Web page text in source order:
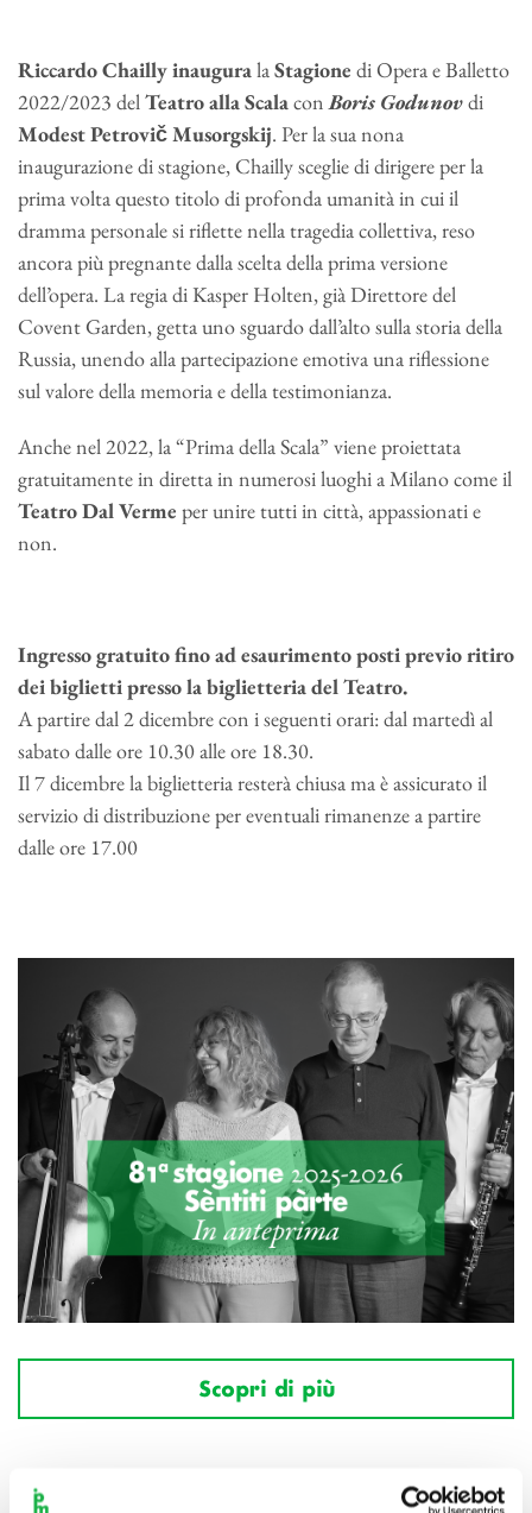
Riccardo ChaillyinauguralaStagione di Opera e Balletto
2022/2023 delTeatro alla ScalaconBoris Godunovdi
ModestPetrovičMusorgskij. Per la sua nona
inaugurazione di stagione, Chailly sceglie di dirigere per la
prima volta questo titolo di profonda umanità in cui il
dramma personale si riflette nella tragedia collettiva, reso
ancora più pregnante dalla scelta della prima versione
dell’opera. La regia di Kasper Holten, già Direttore del
Covent Garden, getta uno sguardo dall’alto sulla storia della
Russia, unendo alla partecipazione emotiva una riflessione
sul valore della memoria e della testimonianza.
Anche nel 2022, la “Prima della Scala” viene proiettata
gratuitamente in diretta in numerosi luoghi a Milano come il
Teatro Dal Verme per unire tutti in città, appassionati e
non.
Ingresso gratuito fino ad esaurimento posti previo ritiro
dei biglietti presso la biglietteria del Teatro.
A partire dal 2 dicembre con i seguenti orari: dal martedì al
sabato dalle ore 10.30 alle ore 18.30.
Il 7 dicembre la biglietteria resterà chiusa ma è assicurato il
servizio di distribuzione per eventuali rimanenze a partire
dalle ore 17.00
Scopri di più